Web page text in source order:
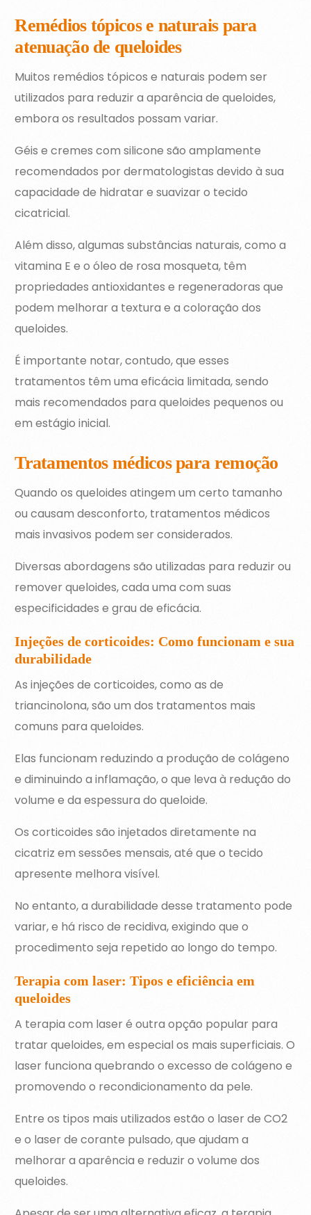
Remédios tópicos e naturais para
atenuação de queloides
Muitos remédios tópicos e naturais podem ser
utilizados para reduzir a aparência de queloides,
embora os resultados possam variar.
Géis e cremes com silicone são amplamente
recomendados por dermatologistas devido à sua
capacidade de hidratar e suavizar o tecido
cicatricial.
Além disso, algumas substâncias naturais, como a
vitamina E e o óleo de rosa mosqueta, têm
propriedades antioxidantes e regeneradoras que
podem melhorar a textura e a coloração dos
queloides.
É importante notar, contudo, que esses
tratamentos têm uma eficácia limitada, sendo
mais recomendados para queloides pequenos ou
em estágio inicial.
Tratamentos médicos para remoção
Quando os queloides atingem um certo tamanho
ou causam desconforto, tratamentos médicos
mais invasivos podem ser considerados.
Diversas abordagens são utilizadas para reduzir ou
remover queloides, cada uma com suas
especificidades e grau de eficácia.
Injeções de corticoides: Como funcionam e sua
durabilidade
As injeções de corticoides, como as de
triancinolona, são um dos tratamentos mais
comuns para queloides.
Elas funcionam reduzindo a produção de colágeno
e diminuindo a inflamação, o que leva à redução do
volume e da espessura do queloide.
Os corticoides são injetados diretamente na
cicatriz em sessões mensais, até que o tecido
apresente melhora visível.
No entanto, a durabilidade desse tratamento pode
variar, e há risco de recidiva, exigindo que o
procedimento seja repetido ao longo do tempo.
Terapia com laser: Tipos e eficiência em
queloides
A terapia com laser é outra opção popular para
tratar queloides, em especial os mais superficiais. O
laser funciona quebrando o excesso de colágeno e
promovendo o recondicionamento da pele.
Entre os tipos mais utilizados estão o laser de CO2
e o laser de corante pulsado, que ajudam a
melhorar a aparência e reduzir o volume dos
queloides.